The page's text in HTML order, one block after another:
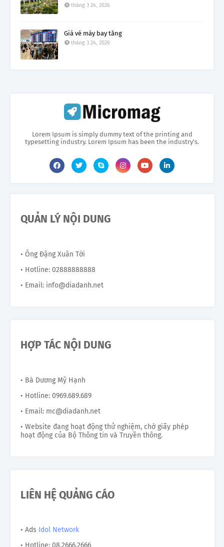
tháng 3 24, 2026
Giá vé máy bay tăng
tháng 3 24, 2026
Lorem Ipsum is simply dummy text of the printing and
typesetting industry. Lorem Ipsum has been the industry's.
QUẢN LÝ NỘI DUNG
• Ông Đặng Xuân Tới
• Hotline: 02888888888
• Email: info@diadanh.net
HỢP TÁC NỘI DUNG
• Bà Dương Mỹ Hạnh
• Hotline: 0969.689.689
• Email: mc@diadanh.net
• Website đang hoạt động thử nghiệm, chờ giấy phép
hoạt động của Bộ Thông tin và Truyền thông.
LIÊN HỆ QUẢNG CÁO
• Ads Idol Network